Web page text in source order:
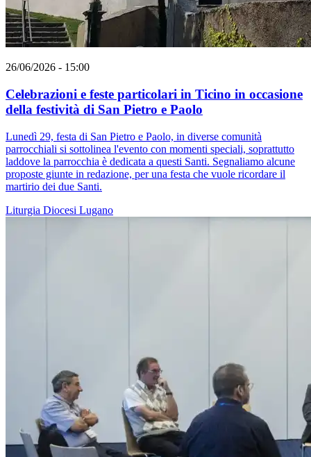
26/06/2026 - 15:00
Celebrazioni e feste particolari in Ticino in occasione
della festività di San Pietro e Paolo
Lunedì 29, festa di San Pietro e Paolo, in diverse comunità
parrocchiali si sottolinea l'evento con momenti speciali, soprattutto
laddove la parrocchia è dedicata a questi Santi. Segnaliamo alcune
proposte giunte in redazione, per una festa che vuole ricordare il
martirio dei due Santi.
Liturgia Diocesi Lugano